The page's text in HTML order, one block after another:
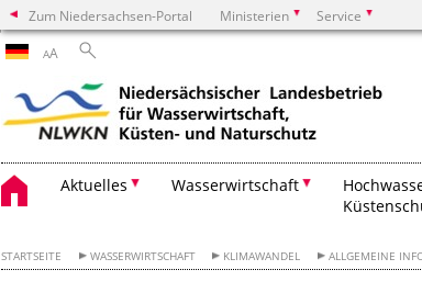
Zum Niedersachsen-Portal Ministerien Service
AA
Aktuelles Wasserwirtschaft
STARTSEITE WASSERWIRTSCHAFT KLIMAWANDEL ALLGEMEINE